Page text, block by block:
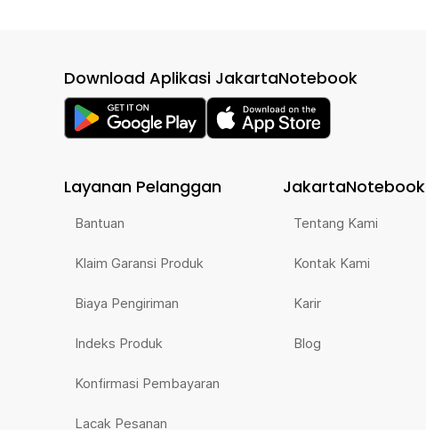
Download Aplikasi JakartaNotebook
Layanan Pelanggan
Bantuan
Klaim Garansi Produk
Biaya Pengiriman
Indeks Produk
Konfirmasi Pembayaran
Lacak Pesanan
JakartaNotebook
Tentang Kami
Kontak Kami
Karir
Blog